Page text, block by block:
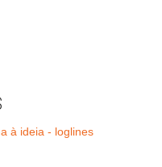
à ideia - loglines